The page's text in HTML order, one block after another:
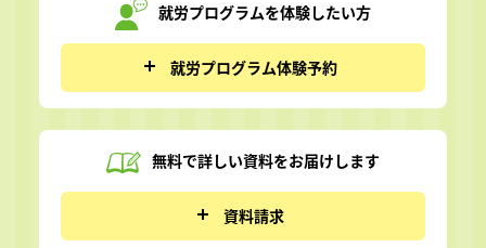
就労プログラムを体験したい方
就労プログラム体験予約
無料で詳しい資料をお届けします
資料請求